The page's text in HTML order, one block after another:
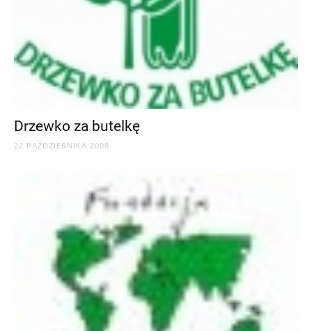
Drzewko za butelkę
22 PAŹDZIERNIKA 2008